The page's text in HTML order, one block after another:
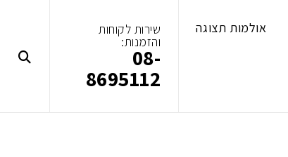
אולמות תצוגה שירות לקוחות
והזמנות:
08-
8695112